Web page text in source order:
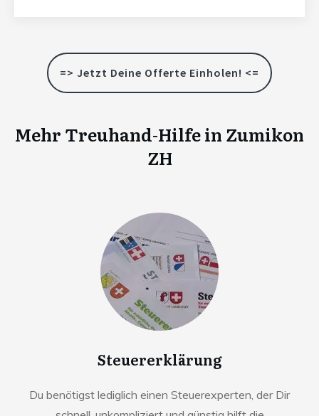
=> Jetzt Deine Offerte Einholen! <=
Mehr Treuhand-Hilfe in Zumikon
ZH
Steuererklärung
Du benötigst lediglich einen Steuerexperten, der Dir